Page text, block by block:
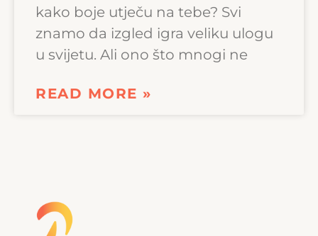
kako boje utječu na tebe? Svi
znamo da izgled igra veliku ulogu
u svijetu. Ali ono što mnogi ne
READ MORE »